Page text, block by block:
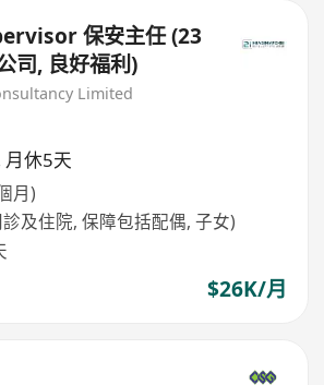
保安主任 (23
司, 良好福利)
Limited
休5天
月)
及住院, 保障包括配偶, 子女)
$26K/月